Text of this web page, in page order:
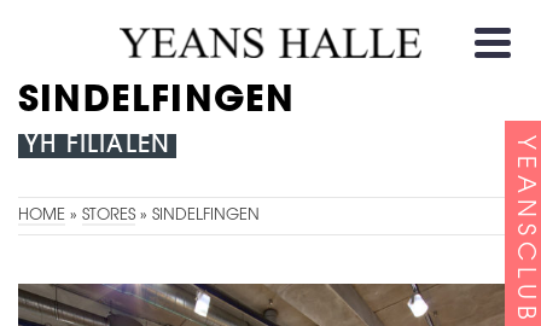
SINDELFINGEN
YH FILIALEN
HOME » STORES » SINDELFINGEN YEANSCLUB